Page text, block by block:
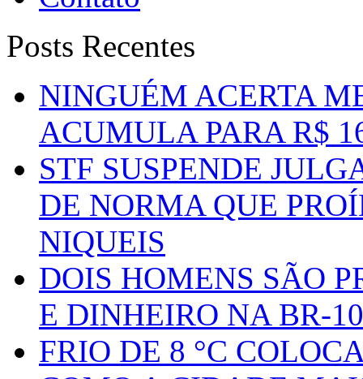
Posts Recentes
NINGUÉM ACERTA
ACUMULA PARA R$
STF SUSPENDE
DE NORMA QUE
NIQUEIS
DOIS HOMENS SÃO
E DINHEIRO NA BR-
FRIO DE 8 °C